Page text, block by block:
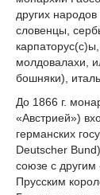
других
словенцы,
молдовалахи,
бошняки),
До 1866 г.
«Австрией»)
германских
Deutscher
союзе с
Прусским